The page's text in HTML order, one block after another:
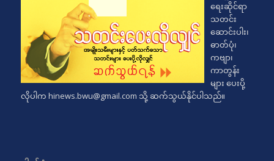
ရေးဆိုင်ရာ
သတင်း
ဆောင်းပါး၊
ဓာတ်ပုံ၊
ကဗျာ၊
ကာတွန်း
များ ပေးပို့
လိုပါက hinews.bwu@gmail.com သို့ ဆက်သွယ်နိုင်ပါသည်။